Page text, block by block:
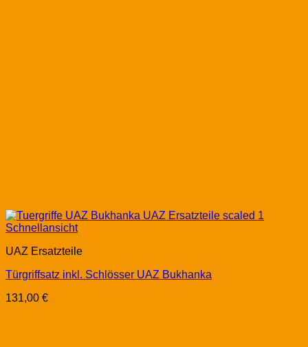
Schnellansicht
UAZ Ersatzteile
Türgriffsatz inkl. Schlösser UAZ Bukhanka
131,00 €